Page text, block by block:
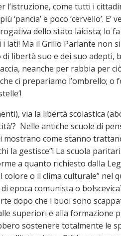
l’istruzione, come tutti i
‘pancia’ e poco ‘cervello’.
dello stato laicista;
lati! Ma il Grillo Parlante non
di libertà suo e dei suo
neanche per rabbia per
ci prepariamo l’ombrello;
via la libertà scolastica
Nelle antiche scuole di
come stanno
la gestisce”! La scuola
a quanto richiesto dalla
o il clima culturale”
epoca comunista o
dopo che i buoi sono
superiori e alla
sostenere totalmente le